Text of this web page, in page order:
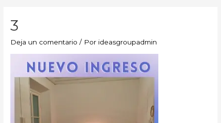
3
Deja un comentario / Por ideasgroupadmin